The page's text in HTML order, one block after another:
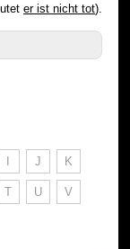
er ist nicht tot).
I J K
T U V